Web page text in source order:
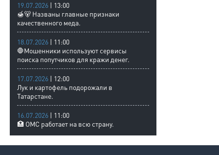
19.07.2026 | 13:00
🍯🐻 Названы главные признаки
качественного меда.
18.07.2026 | 11:00
🛑Мошенники используют сервисы
поиска попутчиков для кражи денег.
17.07.2026 | 12:00
Лук и картофель подорожали в
Татарстане.
16.07.2026 | 11:00
🏥 ОМС работает на всю страну.